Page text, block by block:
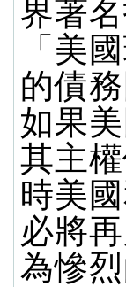
界著
「美
的債
如果
其主
時美
必將
為慘